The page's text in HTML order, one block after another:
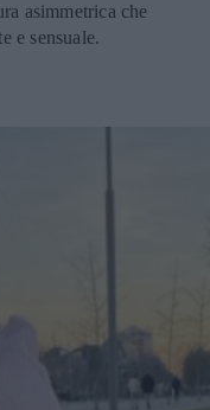
asimmetrica che
e sensuale.